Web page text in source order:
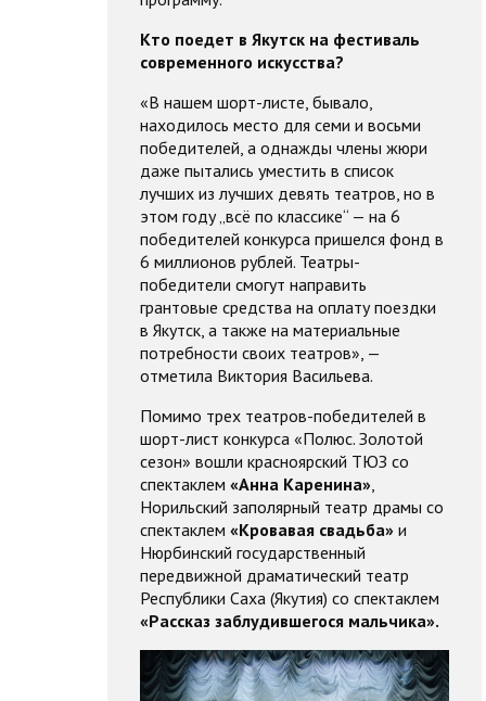
Кто поедет в Якутск на фестиваль
современного искусства?
«В нашем шорт-листе, бывало,
находилось место для семи и восьми
победителей, а однажды члены жюри
даже пытались уместить в список
лучших из лучших девять театров, но в
этом году „всё по классике“ — на 6
победителей конкурса пришелся фонд в
6 миллионов рублей. Театры-
победители смогут направить
грантовые средства на оплату поездки
в Якутск, а также на материальные
потребности своих театров», —
отметила Виктория Васильева.
Помимо трех театров-победителей в
шорт-лист конкурса «Полюс. Золотой
сезон» вошли красноярский ТЮЗ со
спектаклем «Анна Каренина»,
Норильский заполярный театр драмы со
спектаклем «Кровавая свадьба»и
Нюрбинский государственный
передвижной драматический театр
Республики Саха (Якутия) со спектаклем
«Рассказ заблудившегося мальчика».